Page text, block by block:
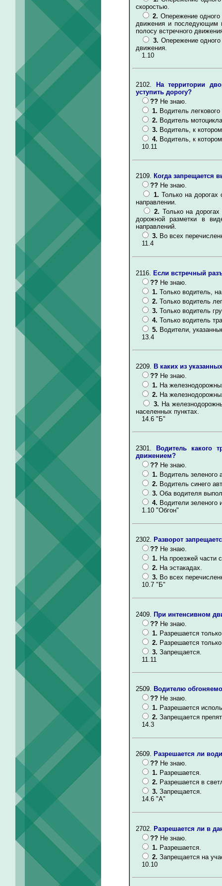
скоростью.
2. Опережение
движения и последующим
полосу встречного
3. Опережение
движения.
1.10
2102.
На территории
уступить дорогу?
?? Не знаю.
1. Водитель
2. Водитель
3. Водитель, к
4. Водитель, к
10.11
2109. Когда запрещается
?? Не знаю.
1. Только на
направлении.
2. Только на
дорожной разметки в
направлений.
3. Во всех
11.4
2116. Если встречный
?? Не знаю.
1. Только водитель,
2. Только водитель
3. Только водитель
4. Только водитель
5. Водители,
13.4
2209.
В каких из
?? Не знаю.
1. На
2. На
3. На
населенных пунктах.
14.6 "Б"
2301.
Водитель какого
движением?
?? Не знаю.
1. Водитель зеленого
2. Водитель синего
3. Оба водителя
4. Водители зеленого
1.10 "Обгон"
2302. Разворот
?? Не знаю.
1. На проезжей части
2. На эстакадах.
3. Во всех
10.7 "Б"
2409.
При интенсивном
?? Не знаю.
1. Разрешается
2. Разрешается
3. Запрещается.
11.11
2509. Водителю
?? Не знаю.
1. Разрешается
2. Запрещается
14.3
2609. Разрешается ли
?? Не знаю.
1. Разрешается.
2. Разрешается в
3. Запрещается.
14.6 "А"
2702. Разрешается ли в
?? Не знаю.
1. Разрешается.
2. Запрещается на
10.10